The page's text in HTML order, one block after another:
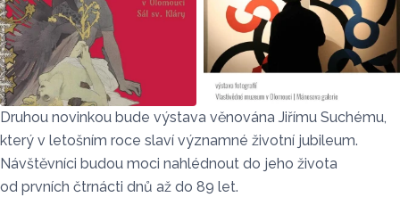
Druhou novinkou bude výstava věnována Jiřímu Suchému,
který v letošním roce slaví významné životní jubileum.
Návštěvníci budou moci nahlédnout do jeho života
od prvních čtrnácti dnů až do 89 let.